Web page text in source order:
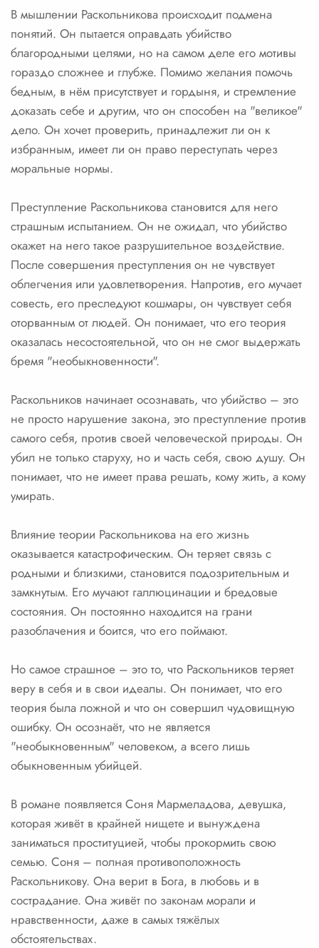
В мышлении Раскольникова происходит подмена
понятий. Он пытается оправдать убийство
благородными целями, но на самом деле его мотивы
гораздо сложнее и глубже. Помимо желания помочь
бедным, в нём присутствует и гордыня, и стремление
доказать себе и другим, что он способен на "великое"
дело. Он хочет проверить, принадлежит ли он к
избранным, имеет ли он право переступать через
моральные нормы.
Преступление Раскольникова становится для него
страшным испытанием. Он не ожидал, что убийство
окажет на него такое разрушительное воздействие.
После совершения преступления он не чувствует
облегчения или удовлетворения. Напротив, его мучает
совесть, его преследуют кошмары, он чувствует себя
оторванным от людей. Он понимает, что его теория
оказалась несостоятельной, что он не смог выдержать
бремя "необыкновенности".
Раскольников начинает осознавать, что убийство – это
не просто нарушение закона, это преступление против
самого себя, против своей человеческой природы. Он
убил не только старуху, но и часть себя, свою душу. Он
понимает, что не имеет права решать, кому жить, а кому
умирать.
Влияние теории Раскольникова на его жизнь
оказывается катастрофическим. Он теряет связь с
родными и близкими, становится подозрительным и
замкнутым. Его мучают галлюцинации и бредовые
состояния. Он постоянно находится на грани
разоблачения и боится, что его поймают.
Но самое страшное – это то, что Раскольников теряет
веру в себя и в свои идеалы. Он понимает, что его
теория была ложной и что он совершил чудовищную
ошибку. Он осознаёт, что не является
"необыкновенным" человеком, а всего лишь
обыкновенным убийцей.
В романе появляется Соня Мармеладова, девушка,
которая живёт в крайней нищете и вынуждена
заниматься проституцией, чтобы прокормить свою
семью. Соня – полная противоположность
Раскольникову. Она верит в Бога, в любовь и в
сострадание. Она живёт по законам морали и
нравственности, даже в самых тяжёлых
обстоятельствах.